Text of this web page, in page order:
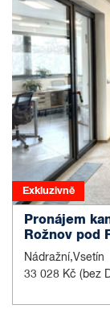
Exkluzivně
Pronájem
Rožnov pod
Nádražní,Vsetín
33 028 Kč (bez